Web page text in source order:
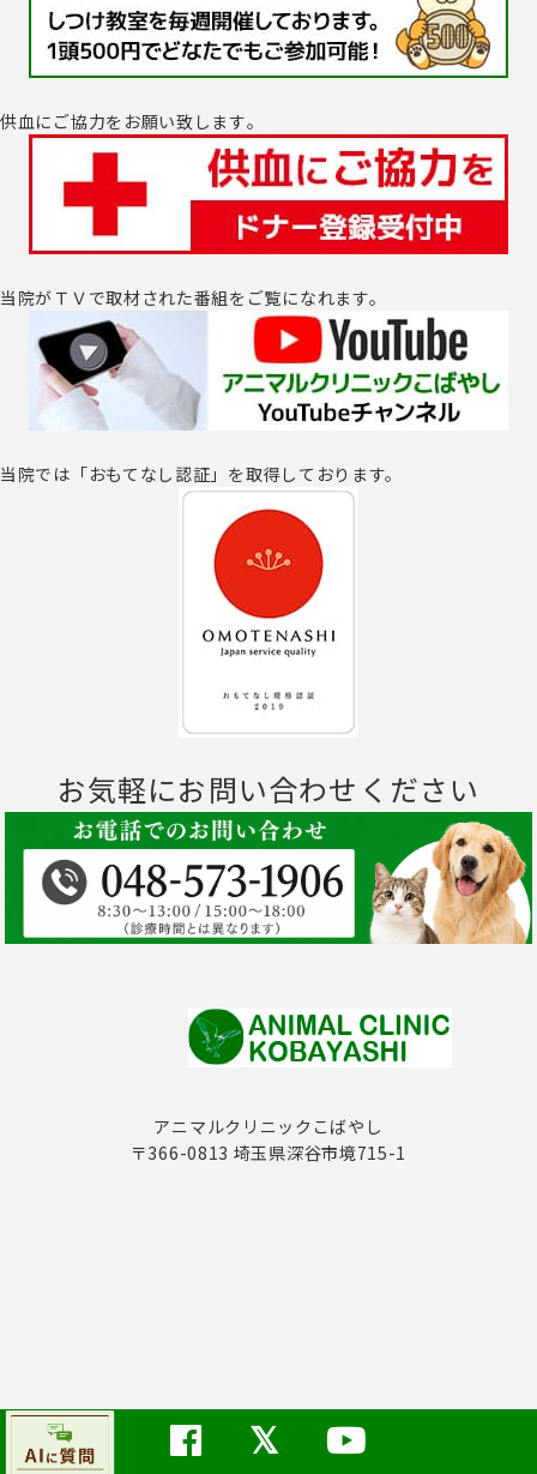
供血にご協力をお願い致します｡
当院がＴＶで取材された番組をご覧になれます。
当院では「おもてなし認証」を取得しております。
お気軽にお問い合わせください
アニマルクリニックこばやし
〒366-0813 埼玉県深谷市境715-1